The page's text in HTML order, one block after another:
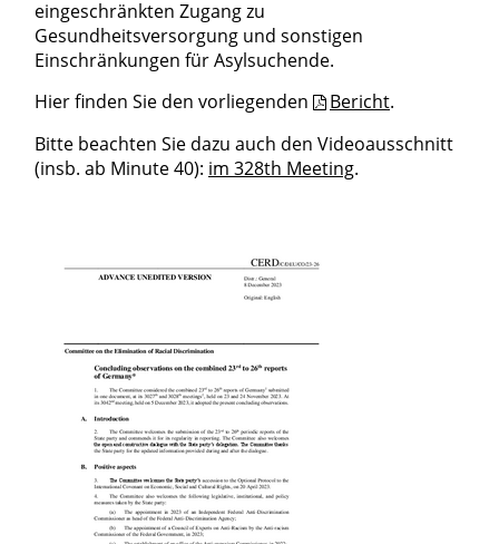
eingeschränkten Zugang zu
Gesundheitsversorgung und sonstigen
Einschränkungen für Asylsuchende.
Hier finden Sie den vorliegenden
Bericht.
Bitte beachten Sie dazu auch den Videoausschnitt
(insb. ab Minute 40): im 328th Meeting.